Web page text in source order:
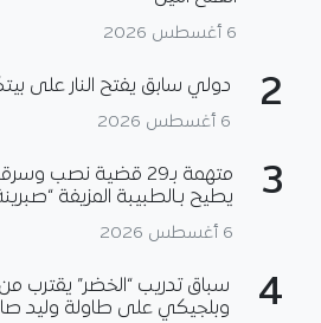
6 أغسطس 2026
2 دولي سابق يفتح النار على
6 أغسطس 2026
3
متهمة بـ29 قضية نصب
يطيح بـالطبيبة المزيفة
6 أغسطس 2026
4
سباق تدريب “الخضر” يقترب من
وبلجيكي على طاولة وليد